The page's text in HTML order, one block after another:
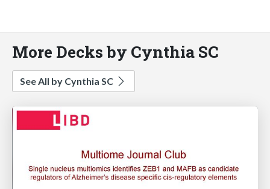
More Decks by Cynthia SC
See All by Cynthia SC